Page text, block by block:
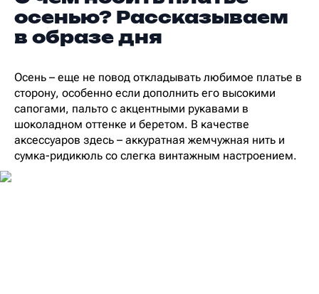
осенью? Рассказываем
в образе дня
Осень – еще не повод откладывать любимое платье в
сторону, особенно если дополнить его высокими
сапогами, пальто с акцентными рукавами в
шоколадном оттенке и беретом. В качестве
аксессуаров здесь – аккуратная жемчужная нить и
сумка-ридикюль со слегка винтажным настроением.